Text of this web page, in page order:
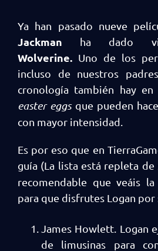
Ya han pasado nueve
Jackman ha dado
Wolverine. Uno de los
incluso de nuestros
cronología también hay
easter eggsque pueden
con mayor intensidad.
Es por eso que en
guía (La lista está repleta de
recomendable que veáis
para que disfrutes Logan por
James Howlett. Logan
de limusinas para